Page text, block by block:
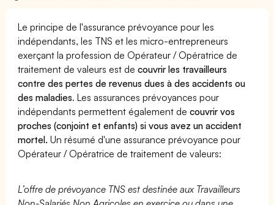
Le principe de l'assurance prévoyance pour les
indépendants, les TNS et les micro-entrepreneurs
exerçant la profession de Opérateur / Opératrice de
traitement de valeurs est decouvrir les travailleurs
contre des pertes de revenus dues à des accidents ou
des maladies. Les assurances prévoyances pour
indépendants permettent également decouvrir vos
proches (conjoint et enfants) si vous avez un accident
mortel. Un résumé d'une assurance prévoyance pour
Opérateur / Opératrice de traitement de valeurs:
L’offre de prévoyance TNS est destinée aux Travailleurs